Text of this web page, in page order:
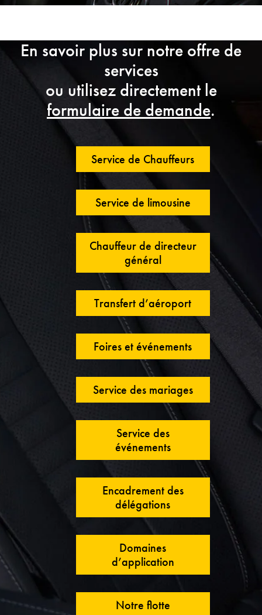
En savoir plus sur notre offre de
services
ou utilisez directement le
formulaire de demande.
Service de Chauffeurs
Service de limousine
Chauffeur de directeur
général
Transfert d’aéroport
Foires et événements
Service des mariages
Service des
événements
Encadrement des
délégations
Domaines
d’application
Notre flotte